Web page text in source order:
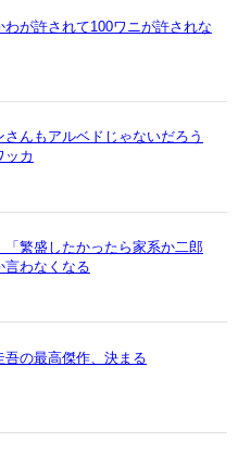
わが許されて100ワニが許されな
さんもアルベドじゃないだろう
カ
「繁盛したかったら家系か二郎
言わなくなる
吾の最高傑作、決まる